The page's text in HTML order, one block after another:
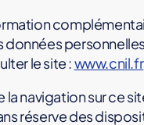
le site :www.cnil.fr
la navigation sur ce
réserve des